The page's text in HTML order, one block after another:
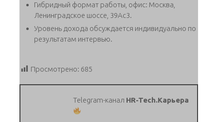
Гибридный формат работы, офис: Москва,
Ленинградское шоссе, 39Ас3.
Уровень дохода обсуждается индивидуально по
результатам интервью.
Просмотрено: 685
Telegram-канал HR-Tech.Карьера